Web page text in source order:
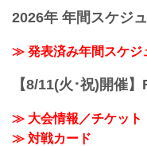
2026年 年間スケジ
≫ 発表済み年間スケジ
【8/11(火･祝)開催
≫ 大会情報／チケット
≫ 対戦カード